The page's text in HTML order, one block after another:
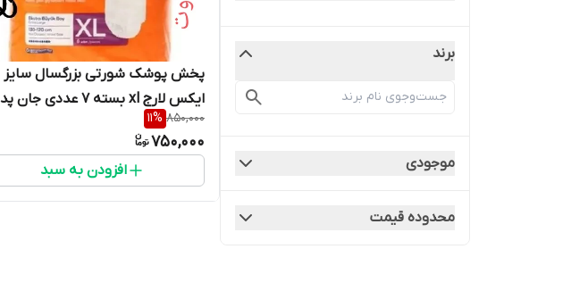
برند
موجودی
محدوده قیمت
پخش پوشک شورتی بزرگسال سایز
ایکس لارج xl بسته 7 عددی جان پد
(سفارش عمده موجود است) ارسال
فوری
850,000
11%
750,000
افزودن به سبد